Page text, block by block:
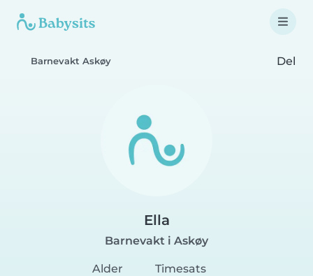
Barnevakt Askøy Del
Ella
Barnevakt i Askøy
Alder
Timesats